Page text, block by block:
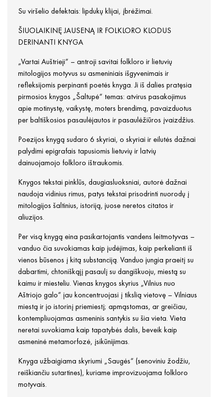
Su viršelio defektais: lipdukų klijai, įbrėžimai.
ŠIUOLAIKINĘ JAUSENĄ IR FOLKLORO KLODUS
DERINANTI KNYGA
„Vartai Auštrieji“ – antroji savitai folkloro ir lietuvių
mitologijos motyvus su asmeniniais išgyvenimais ir
refleksijomis perpinanti poetės knyga. Ji iš dalies pratęsia
pirmosios knygos „Šaltupė“ temas: atvirus pasakojimus
apie motinystę, vaikystę, moters brendimą, pavaizduotus
per baltiškosios pasaulėjautos ir pasaulėžiūros įvaizdžius.
Poezijos knygą sudaro 6 skyriai, o skyriai ir eilutės dažnai
palydimi epigrafais tapusiomis lietuvių ir latvių
dainuojamojo folkloro ištraukomis.
Knygos tekstai pinklūs, daugiasluoksniai, autorė dažnai
naudoja vidinius rimus, patys tekstai prisodrinti nuorodų į
mitologijos šaltinius, istoriją, juose neretos citatos ir
aliuzijos.
Per visą knygą eina pasikartojantis vandens leitmotyvas –
vanduo čia suvokiamas kaip judėjimas, kaip perkelianti iš
vienos būsenos į kitą substanciją. Vanduo jungia praeitį su
dabartimi, chtoniškąjį pasaulį su dangiškuoju, miestą su
kaimu ir miesteliu. Vienas knygos skyrius „Vilnius nuo
Aštriojo galo“ jau koncentruojasi į tikslią vietovę – Vilniaus
miestą ir jo istorinį priemiestį; apmąstomas, ar greičiau,
kontempliuojamas asmeninis santykis su šia vieta. Vieta
neretai suvokiama kaip tapatybės dalis, beveik kaip
asmeninė metamorfozė, įsikūnijimas.
Knyga užbaigiama skyriumi „Saugės“ (senoviniu žodžiu,
reiškiančiu sutartines), kuriame improvizuojama folkloro
motyvais.